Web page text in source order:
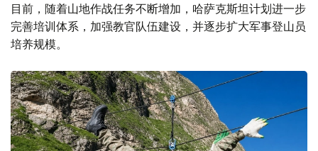
目前，随着山地作战任务不断增加，哈萨克斯坦计划进一步
完善培训体系，加强教官队伍建设，并逐步扩大军事登山员
培养规模。